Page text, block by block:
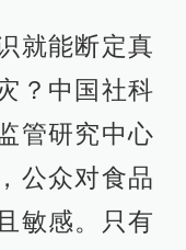
就能断定真
？中国社科
管研究中心
公众对食品
敏感。只有